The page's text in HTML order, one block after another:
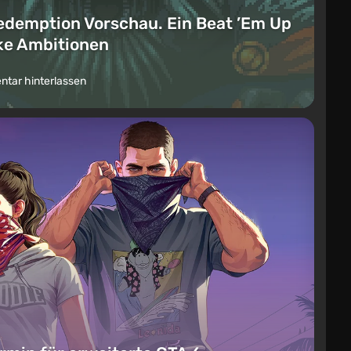
Vorschau. Ein Beat ’Em Up
Ambitionen
hinterlassen